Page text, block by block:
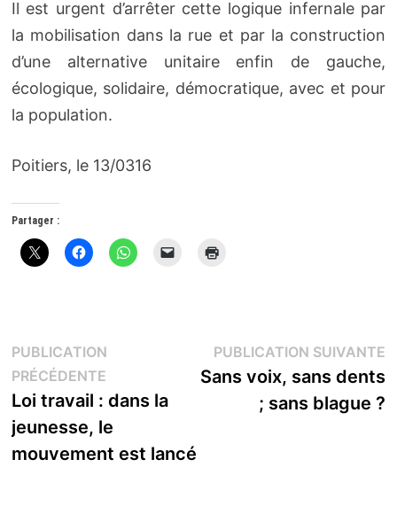
Il est urgent d’arrêter cette logique infernale par
la mobilisation dans la rue et par la construction
d’une alternative unitaire enfin de gauche,
écologique, solidaire, démocratique, avec et pour
la population.
Poitiers, le 13/0316
Partager :
Navigation
de
l’article
PUBLICATION
PRÉCÉDENTEPublication
précédente :
Loi travail : dans la
jeunesse, le
mouvement est lancé
PUBLICATION SUIVANTE
Sans voix, sans dents
; sans blague ?